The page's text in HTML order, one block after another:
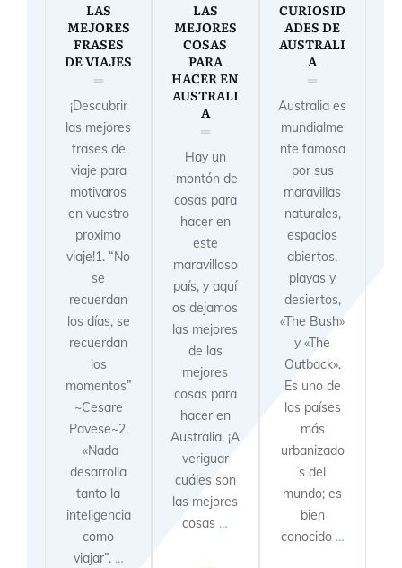
LAS
MEJORES
FRASES
DE VIAJES
¡Descubrir
las mejores
frases de
viaje para
motivaros
en vuestro
proximo
viaje!1. “No
se
recuerdan
los días, se
recuerdan
los
momentos”
~Cesare
Pavese~2.
«Nada
desarrolla
tanto la
inteligencia
como
viajar”. …
LAS
MEJORES
COSAS
PARA
HACER EN
AUSTRALI
A
Hay un
montón de
cosas para
hacer en
este
maravilloso
país, y aquí
os dejamos
las mejores
de las
mejores
cosas para
hacer en
Australia. ¡A
veriguar
cuáles son
las mejores
cosas …
CURIOSID
ADES DE
AUSTRALI
A
Australia es
mundialme
nte famosa
por sus
maravillas
naturales,
espacios
abiertos,
playas y
desiertos,
«The Bush»
y «The
Outback».
Es uno de
los países
más
urbanizado
s del
mundo; es
bien
conocido …